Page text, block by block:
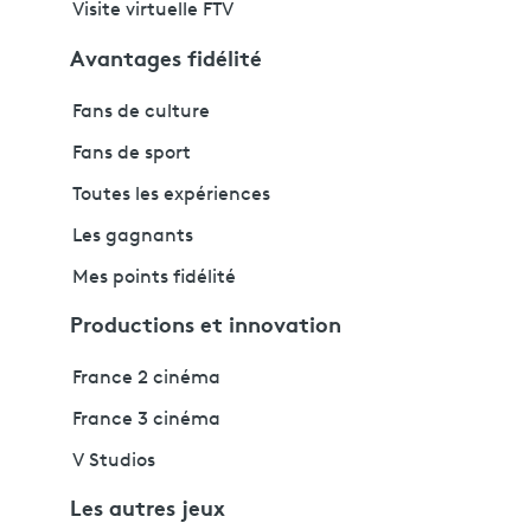
Visite virtuelle FTV
Avantages fidélité
Fans de culture
Fans de sport
Toutes les expériences
Les gagnants
Mes points fidélité
Productions et innovation
France 2 cinéma
France 3 cinéma
V Studios
Les autres jeux